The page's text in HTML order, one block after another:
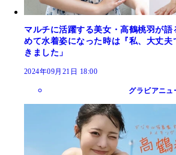
マルチに活躍する美女・高鶴桃羽が語
めて水着姿になった時は『私、大丈夫
きました」
2024年09月21日 18:00
グラビアニュ